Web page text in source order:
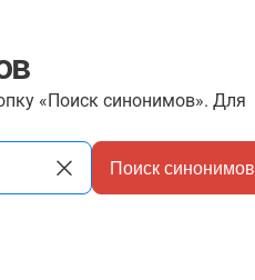
«Поиск синонимов». Для
Поиск синонимов